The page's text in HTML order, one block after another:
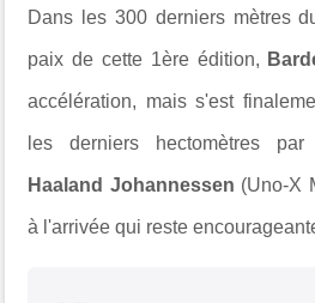
Dans les 300 derniers mètres
paix de cette 1ère édition,
accélération, mais s'est
les derniers hectomètres par
Haaland Johannessen (Uno-X
à l'arrivée qui reste